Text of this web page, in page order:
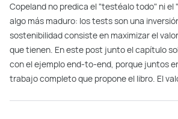
Copeland no predica el "testéalo todo" ni el
algo más maduro: los tests son una
sostenibilidad consiste en maximizar el
que tienen. En este post junto el capítulo
con el ejemplo end-to-end, porque juntos
trabajo completo que propone el libro. El